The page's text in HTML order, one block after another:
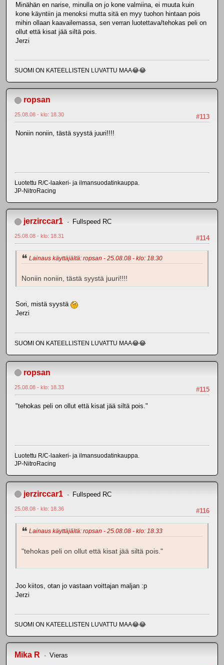
Minähän en narise, minulla on jo kone valmiina, ei muuta kuin
kone käyntiin ja menoksi mutta sitä en myy tuohon hintaan pois
mihin ollaan kaavailemassa, sen verran luotettava/tehokas peli on
ollut että kisat jää siltä pois.
Jerzi
SUOMI ON KATEELLISTEN LUVATTU MAA😂😂
ropsan
#113
25.08.08 - klo: 18.30
Noniin noniin, tästä syystä juuri!!!!
Luotettu R/C-laakeri- ja ilmansuodatinkauppa.
JP-NitroRacing
jerzirccar1 Fullspeed RC
#114
25.08.08 - klo: 18.31
Lainaus käyttäjältä: ropsan - 25.08.08 - klo: 18.30
Noniin noniin, tästä syystä juuri!!!!
Sori, mistä syystä
Jerzi
SUOMI ON KATEELLISTEN LUVATTU MAA😂😂
ropsan
#115
25.08.08 - klo: 18.33
"tehokas peli on ollut että kisat jää siltä pois."
Luotettu R/C-laakeri- ja ilmansuodatinkauppa.
JP-NitroRacing
jerzirccar1 Fullspeed RC
#116
25.08.08 - klo: 18.36
Lainaus käyttäjältä: ropsan - 25.08.08 - klo: 18.33
"tehokas peli on ollut että kisat jää siltä pois."
Joo kiitos, otan jo vastaan voittajan maljan :p
Jerzi
SUOMI ON KATEELLISTEN LUVATTU MAA😂😂
Mika R Vieras